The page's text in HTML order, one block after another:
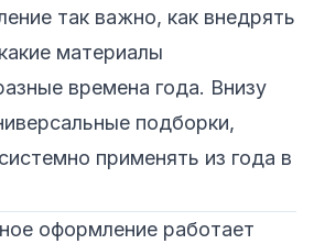
так важно, как внедрять
материалы
времена года. Внизу
подборки,
применять из года в
оформление работает